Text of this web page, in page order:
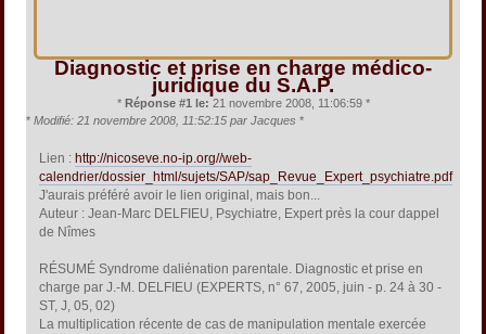
Diagnostic et prise en charge médico-
juridique du S.A.P.
* Réponse #1 le: 21 novembre 2008, 11:06:59 *
* Modifié: 21 novembre 2008, 11:52:15 par Jacques *
Lien : http://nicoseve.no-ip.org//web-
calendrier/dossier_html/sujets/SAP/sap_Revue_Expert_psychiatre.pdf
J'aurais préféré avoir le lien original, mais bon...
Auteur : Jean-Marc DELFIEU, Psychiatre, Expert près la cour dappel
de Nîmes
RÉSUMÉ Syndrome daliénation parentale. Diagnostic et prise en
charge par J.-M. DELFIEU (EXPERTS, n° 67, 2005, juin - p. 24 à 30 -
ST, J, 05, 02)
La multiplication récente de cas de manipulation mentale exercée